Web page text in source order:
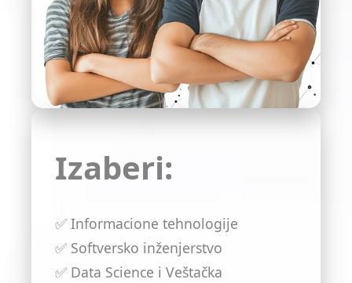
Izaberi:
✅ Informacione tehnologije
✅ Softversko inženjerstvo
✅ Data Science i Veštačka